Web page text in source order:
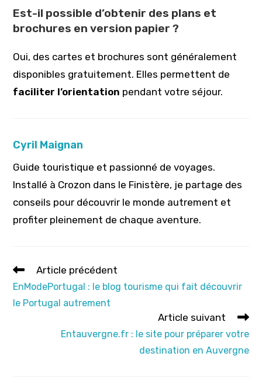
Est-il possible d’obtenir des plans et
brochures en version papier ?
Oui, des cartes et brochures sont généralement
disponibles gratuitement. Elles permettent de
faciliter l’orientation pendant votre séjour.
Cyril Maignan
Guide touristique et passionné de voyages.
Installé à Crozon dans le Finistère, je partage des
conseils pour découvrir le monde autrement et
profiter pleinement de chaque aventure.
Read
articles
Article précédent
EnModePortugal : le blog tourisme qui fait découvrir
le Portugal autrement
Article suivant
Entauvergne.fr : le site pour préparer votre
destination en Auvergne